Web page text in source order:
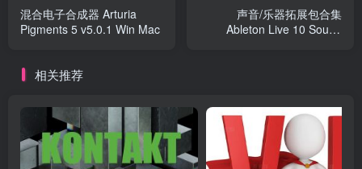
混合电子合成器 Arturia
Pigments 5 v5.0.1 Win Mac
声音/乐器拓展包合集
Ableton Live 10 Sound
相关推荐